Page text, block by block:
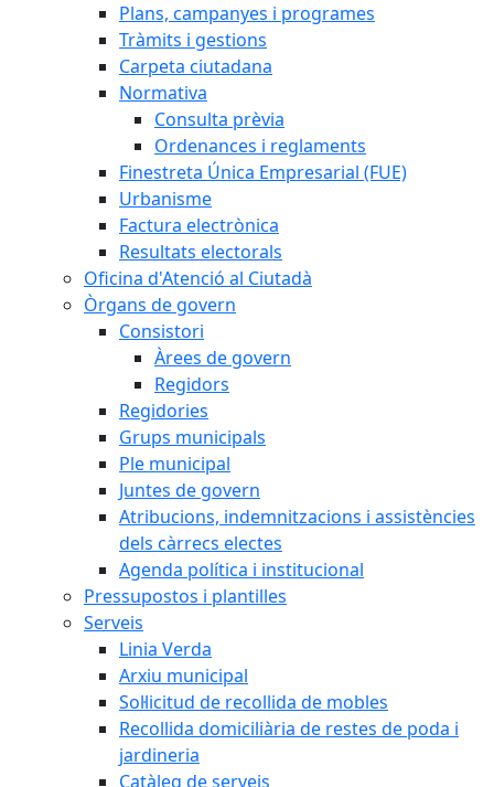
Plans, campanyes i programes
Tràmits i gestions
Carpeta ciutadana
Normativa
Consulta prèvia
Ordenances i reglaments
Finestreta Única Empresarial (FUE)
Urbanisme
Factura electrònica
Resultats electorals
Oficina d'Atenció al Ciutadà
Òrgans de govern
Consistori
Àrees de govern
Regidors
Regidories
Grups municipals
Ple municipal
Juntes de govern
Atribucions, indemnitzacions i assistències
dels càrrecs electes
Agenda política i institucional
Pressupostos i plantilles
Serveis
Linia Verda
Arxiu municipal
Sol·licitud de recollida de mobles
Recollida domiciliària de restes de poda i
jardineria
Catàleg de serveis